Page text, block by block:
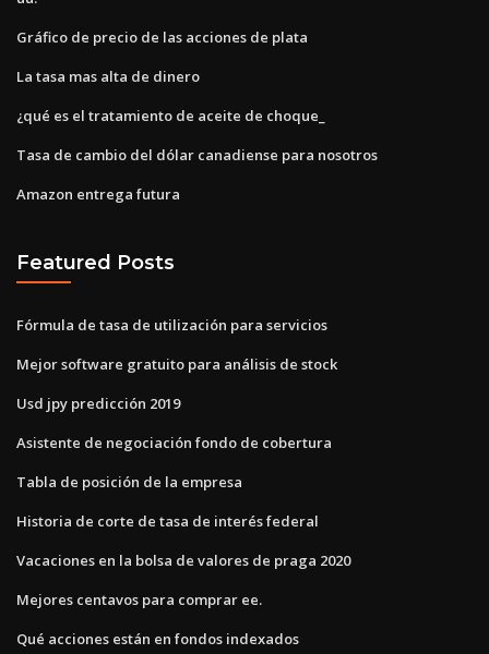
Gráfico de precio de las acciones de plata
La tasa mas alta de dinero
¿qué es el tratamiento de aceite de choque_
Tasa de cambio del dólar canadiense para nosotros
Amazon entrega futura
Featured Posts
Fórmula de tasa de utilización para servicios
Mejor software gratuito para análisis de stock
Usd jpy predicción 2019
Asistente de negociación fondo de cobertura
Tabla de posición de la empresa
Historia de corte de tasa de interés federal
Vacaciones en la bolsa de valores de praga 2020
Mejores centavos para comprar ee.
Qué acciones están en fondos indexados